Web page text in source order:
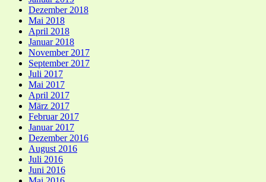
Dezember 2018
Mai 2018
April 2018
Januar 2018
November 2017
September 2017
Juli 2017
Mai 2017
April 2017
März 2017
Februar 2017
Januar 2017
Dezember 2016
August 2016
Juli 2016
Juni 2016